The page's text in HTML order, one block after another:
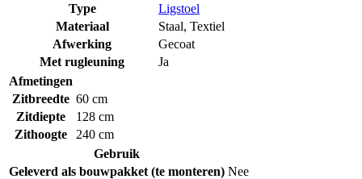
Type
Ligstoel
Materiaal
Staal, Textiel
Afwerking
Gecoat
Met rugleuning
Ja
Afmetingen
Zitbreedte 60 cm
Zitdiepte
128 cm
Zithoogte
240 cm
Gebruik
Geleverd als bouwpakket (te monteren) Nee